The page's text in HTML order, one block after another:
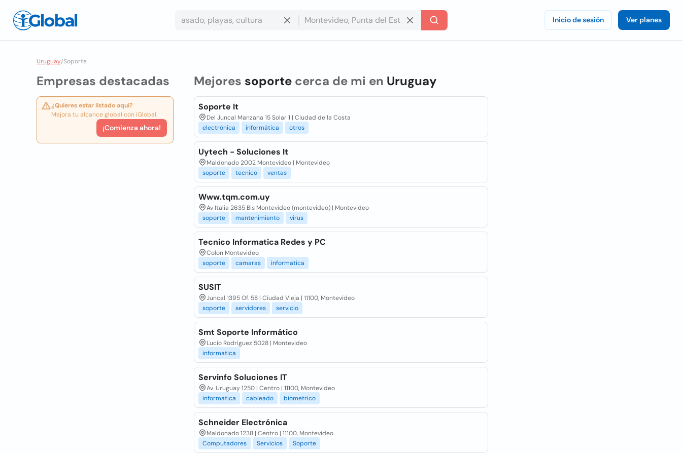
Inicio de sesión Ver planes
Uruguay/Soporte
Empresas destacadas
¿Quieres estar listado aquí?
Mejora tu alcance global con iGlobal.
¡Comienza ahora!
Mejores soportecerca de mi en Uruguay
Soporte It
Del Juncal Manzana 15 Solar 1 | Ciudad de la Costa
electrónica
informática otros
Uytech - Soluciones It
Maldonado 2002 Montevideo | Montevideo
soporte
tecnico ventas
Www.tqm.com.uy
Av Italia 2635 Bis Montevideo (montevideo) | Montevideo
soporte
mantenimiento virus
Tecnico Informatica Redes y PC
Colon Montevideo
soporte
camaras informatica
SUSIT
Juncal 1395 Of. 58 | Ciudad Vieja | 11100, Montevideo
soporte
servidores servicio
Smt Soporte Informático
Lucio Rodriguez 5028 | Montevideo
informatica
Servinfo Soluciones IT
Av. Uruguay 1250 | Centro | 11100, Montevideo
informatica
cableado biometrico
Schneider Electrónica
Maldonado 1238 | Centro | 11100, Montevideo
Computadores
Servicios Soporte